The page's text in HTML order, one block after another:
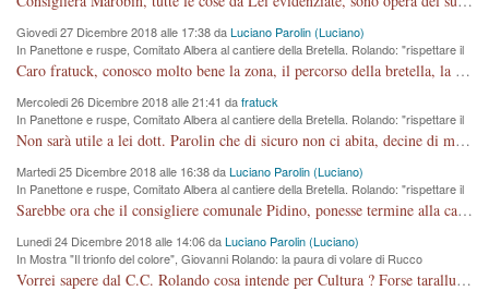
Giovedi 27 Dicembre 2018 alle 17:38 daLuciano Parolin (Luciano)
In Panettone e ruspe, Comitato Albera al cantiere della Bretella. Rolando: "rispettare il
cronoprogramma"
Caro fratuck, conosco molto bene la zona, il percorso della bretella, la situazione dei cittadini, abito in Viale Trento. A partire dal 2003 ho partecipato al Comitato di Maddalene pro bretella, e a riunioni propositive per apportare modifiche al progetto. Numerose mie foto del territorio sono arrivate a Roma, altri miei interventi (non graditi dalla Sx) sono stati pubblicati dal GdV, assieme ad altri come Ciro Asproso, ora favorevole alla bretella. Ho partecipato alla raccolta firme per la chiusura della strada x 5 giorni eseguita dal Sindaco Hullwech per sforamento 180 Micro/g. Pertanto come impegno per la tematica sono apposto con la coscienza. Ora il Progetto è partito, fine! Voglio dire che la nuova Giunta "comunale" non c'entra più. L'opera sarà "malauguratamente" eseguita, ma non con il mio placet. Il Consigliere Comunale dovrebbe capire che la campagna elettorale è finita, con buona pace di tutti. Quello che invece dovrebbe interessare è la proprietà della strada, dall'uscita autostradale Ovest, sino alla Rotatoria dell'Albara, vi sono tre possessori: Autostrade SpA; La Provincia, il Comune. Come la mettiamo per il futuro ? I costi, da 50 sono saliti a 100 milioni di € come dire 20 milioni a KM (!) da non credere. Comunque si farà. Ma nessuno canti Vittoria, anzi meglio non farne un ulteriore fatto "partitico" per questioni elettorali o di seggio. Se mi manda la sua mail, sono disponibile ad inviare i documenti e le foto sopra descritte. Con ossequi, Luciano Parolin
Mercoledi 26 Dicembre 2018 alle 21:41 dafratuck
In Panettone e ruspe, Comitato Albera al cantiere della Bretella. Rolando: "rispettare il
cronoprogramma"
Non sarà utile a lei dott. Parolin che di sicuro non ci abita, decine di migliaia di TIR, automobili e padroncini che passano quotidianamente per una strada appena rotabile, non è più possibile stendere i panni, attraversare la strada senza rischiare la morte, le case stanno crepando, i tempi sono cambiati e la bretella non passerà assolutamente per maddalene (ma cosa sta a dire?!), dia invece responsabilità a chi ha costruito tagliando la strada che doveva invece terminare a isola vicentina e non al moracchino lasciando Motta di Costabissara ancora in panne di traffico. I tempi sono cambiati dottore e se l'anagrafe della vita stagna nell'essere umano impressioni conservatrici, la società non le considera perchè va avanti, si industrializza e ha bisogno di infrastrutture e di sviluppo. Ultima considerazione, se è geloso di Rolando perchè vede in lui solo campagne politiche mentre si difendono i SOLI diritti dei cittadini, la preghiamo faccia considerazioni più appropriate. Saluti e complimenti per i suoi scritti.
Martedi 25 Dicembre 2018 alle 16:38 daLuciano Parolin (Luciano)
In Panettone e ruspe, Comitato Albera al cantiere della Bretella. Rolando: "rispettare il
cronoprogramma"
Sarebbe ora che il consigliere comunale Pidino, ponesse termine alla campagna elettorale nel territorio del suo seggio Villaggio del Sole. La tiraca è iniziata, distruggerà 6 km di prateria ovest della città, ricca di fonti e sorgenti d'acqua. I cittadini di Maddalene non avranno più Pace la notte. Molta colpa per la costruzione di questa Strada è proprio del signor Rolando,dei suoi gazebo mobili e che vuol far passare questa opera VANDALICA come progetto "utile" a chi ? Non è cosa seria sig. Rolando!
Lunedi 24 Dicembre 2018 alle 14:06 daLuciano Parolin (Luciano)
In Mostra "Il trionfo del colore", Giovanni Rolando: la paura di volare di Rucco
Vorrei sapere dal C.C. Rolando cosa intende per Cultura ? Forse tarallucci, vino e sagre, o spaghetti tricolori del PD ? Il continuo (s)parlare della mostra a Palazzo Chiericati caro consigliere DANNEGGIA FORTEMENTE l'immagine della città TUTTA e fa deviare i consensi che in RUSSIA (badi bene ex U.R.S.S.) sono ECCELLENTI. A livello artistico l'evento è di alta Valenza culturale, COMPITO di Tutta la Cittadinanza fare il possibile per propagandare l'iniziativa senza farne UN CASO PARTITICO come fa Lei da sempre. Meno Gazebo + Partecipazione! E così sia. Amen.